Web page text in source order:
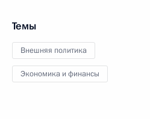
Темы
Внешняя политика
Экономика и финансы